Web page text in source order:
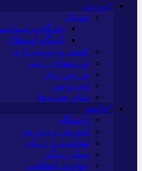
*ورزش
فوتبال
باشگاه
باشگاه استقلال
کشتی و وزنه‌برداری
ورزشهای رزمی
ورزش زنان
توپ و تور
سایر حوزه ها
*جامعه
دانشگاه
آموزش و پرورش
بهداشت و درمان
سبک زندگی
حوادث، انتظامی